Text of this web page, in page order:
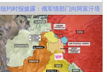
纽约时报披露：俄军情部门向阿富汗塔
利班关联组织秘密提供赏金，鼓励他们
击杀美军